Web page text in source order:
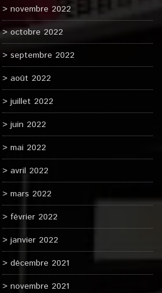
novembre 2022
octobre 2022
septembre 2022
août 2022
juillet 2022
juin 2022
mai 2022
avril 2022
mars 2022
février 2022
janvier 2022
décembre 2021
novembre 2021